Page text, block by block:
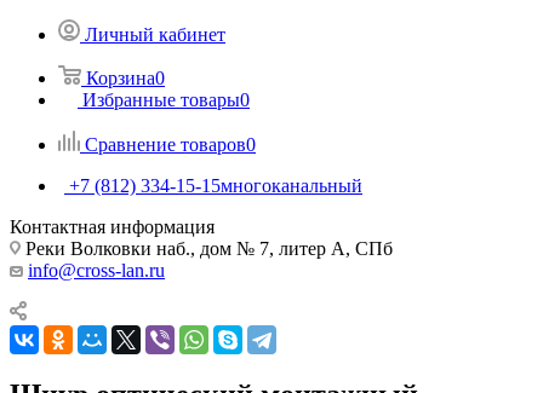
Личный кабинет
Корзина0
Избранные товары0
Сравнение товаров0
+7 (812) 334-15-15многоканальный
Контактная информация
Реки Волковки наб., дом № 7, литер А, СПб
info@cross-lan.ru